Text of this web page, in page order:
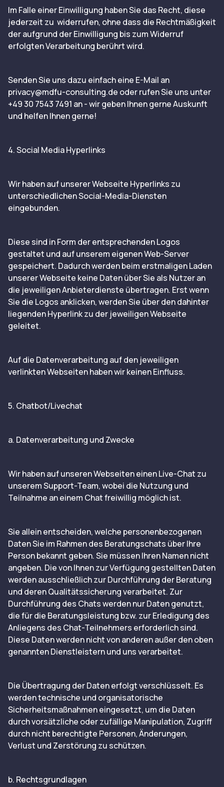
Im Falle einer Einwilligung haben Sie das Recht, diese
jederzeit zu widerrufen, ohne dass die Rechtmäßigkeit
der aufgrund der Einwilligung bis zum Widerruf
erfolgten Verarbeitung berührt wird.
Senden Sie uns dazu einfach eine E-Mail an
privacy@mdfu-consulting.de oder rufen Sie uns unter
+49 30 7543 7491 an - wir geben Ihnen gerne Auskunft
und helfen Ihnen gerne!
4. Social Media Hyperlinks
Wir haben auf unserer Webseite Hyperlinks zu
unterschiedlichen Social-Media-Diensten
eingebunden.
Diese sind in Form der entsprechenden Logos
gestaltet und auf unserem eigenen Web-Server
gespeichert. Dadurch werden beim erstmaligen Laden
unserer Webseite keine Daten über Sie als Nutzer an
die jeweiligen Anbieterdienste übertragen. Erst wenn
Sie die Logos anklicken, werden Sie über den dahinter
liegenden Hyperlink zu der jeweiligen Webseite
geleitet.
Auf die Datenverarbeitung auf den jeweiligen
verlinkten Webseiten haben wir keinen Einfluss.
5. Chatbot/Livechat
a. Datenverarbeitung und Zwecke
Wir haben auf unseren Webseiten einen Live-Chat zu
unserem Support-Team, wobei die Nutzung und
Teilnahme an einem Chat freiwillig möglich ist.
Sie allein entscheiden, welche personenbezogenen
Daten Sie im Rahmen des Beratungschats über Ihre
Person bekannt geben. Sie müssen Ihren Namen nicht
angeben. Die von Ihnen zur Verfügung gestellten Daten
werden ausschließlich zur Durchführung der Beratung
und deren Qualitätssicherung verarbeitet. Zur
Durchführung des Chats werden nur Daten genutzt,
die für die Beratungsleistung bzw. zur Erledigung des
Anliegens des Chat-Teilnehmers erforderlich sind.
Diese Daten werden nicht von anderen außer den oben
genannten Dienstleistern und uns verarbeitet.
Die Übertragung der Daten erfolgt verschlüsselt. Es
werden technische und organisatorische
Sicherheitsmaßnahmen eingesetzt, um die Daten
durch vorsätzliche oder zufällige Manipulation, Zugriff
durch nicht berechtigte Personen, Änderungen,
Verlust und Zerstörung zu schützen.
b. Rechtsgrundlagen